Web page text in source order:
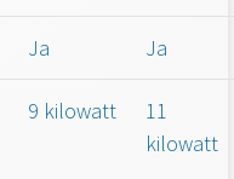
Ja Ja
9 kilowatt
11
kilowatt